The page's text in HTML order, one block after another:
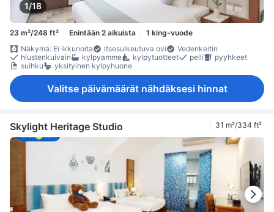
1/18
23 m²/248 ft² Enintään 2 aikuista
1 king-vuode
Näkymä: Ei ikkunoita
Itsesulkeutuva ovi
Vedenkeitin
hiustenkuivain
kylpyamme kylpytuotteet peili
pyyhkeet
suihku
yksityinen kylpyhuone
Valitse päivämäärät nähdäksesi hinnat
Skylight Heritage Studio 31 m²/334 ft²